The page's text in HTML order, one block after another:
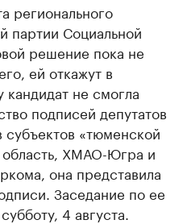
регионального
партии Социальной
решение пока не
ей откажут в
кандидат не смогла
подписей депутатов
субъектов «тюменской
ХМАО-Югра и
она представила
Заседание по ее
4 августа.